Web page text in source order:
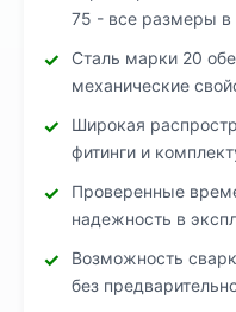
75 - все размеры в
Сталь марки 20
механические
Широкая
фитинги и
Проверенные
надежность в
Возможность
без